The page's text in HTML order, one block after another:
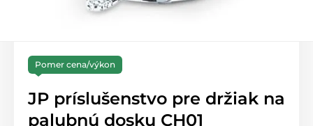
Pomer cena/výkon
JP príslušenstvo pre držiak na
palubnú dosku CH01